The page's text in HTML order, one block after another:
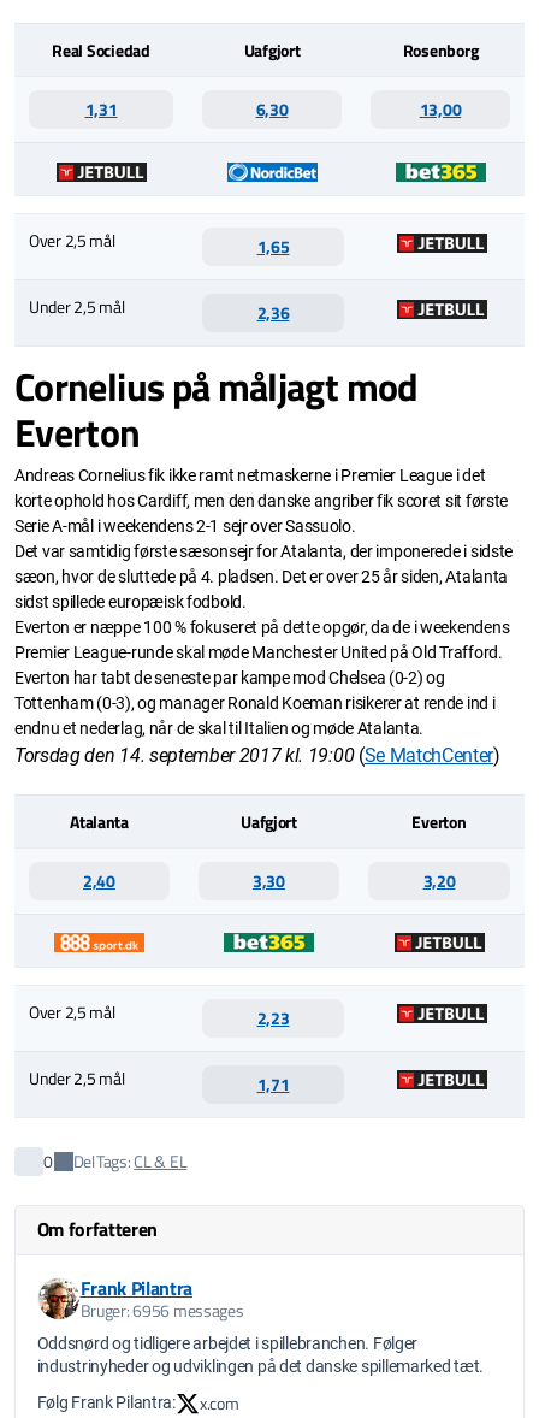
Real Sociedad Uafgjort Rosenborg
1,31 6,30 13,00
Over 2,5 mål 1,65
Under 2,5 mål 2,36
Cornelius på måljagt mod
Everton
Andreas Cornelius fik ikke ramt netmaskerne i Premier League i det
korte ophold hos Cardiff, men den danske angriber fik scoret sit første
Serie A-mål i weekendens 2-1 sejr over Sassuolo.
Det var samtidig første sæsonsejr for Atalanta, der imponerede i sidste
sæon, hvor de sluttede på 4. pladsen. Det er over 25 år siden, Atalanta
sidst spillede europæisk fodbold.
Everton er næppe 100 % fokuseret på dette opgør, da de i weekendens
Premier League-runde skal møde Manchester United på Old Trafford.
Everton har tabt de seneste par kampe mod Chelsea (0-2) og
Tottenham (0-3), og manager Ronald Koeman risikerer at rende ind i
endnu et nederlag, når de skal til Italien og møde Atalanta.
Torsdag den 14. september 2017 kl. 19:00(Se MatchCenter)
Atalanta Uafgjort Everton
2,40 3,30 3,20
Over 2,5 mål 2,23
Under 2,5 mål 1,71
0 DelTags:CL & EL
Om forfatteren
Frank Pilantra
Bruger: 6956 messages
Oddsnørd og tidligere arbejdet i spillebranchen. Følger
industrinyheder og udviklingen på det danske spillemarked tæt.
Følg Frank Pilantra:
x.com